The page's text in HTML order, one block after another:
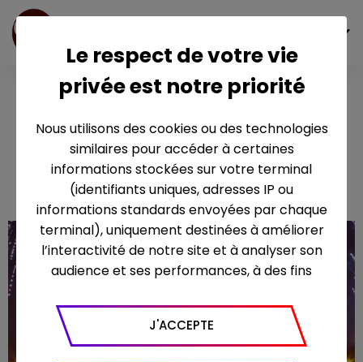
La Grande
Soirée du 31
décembre de
Paris
Le respect de votre vie
privée est notre priorité
Nous utilisons des cookies ou des technologies
similaires pour accéder à certaines
informations stockées sur votre terminal
(identifiants uniques, adresses IP ou
informations standards envoyées par chaque
terminal), uniquement destinées à améliorer
l’interactivité de notre site et à analyser son
audience et ses performances, à des fins
Google Analytics pour générer des rapports
sur le trafic (nombre de visites, temps passé
sur le site, nombre de pages vues en moyenne,
J'ACCEPTE